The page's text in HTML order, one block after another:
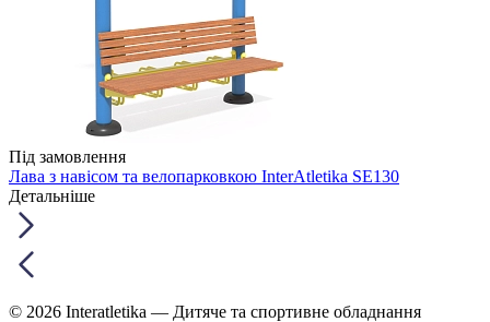
Під замовлення
Лава з навісом та велопарковкою InterAtletika SE130
Детальніше
© 2026 Interatletika — Дитяче та спортивне обладнання